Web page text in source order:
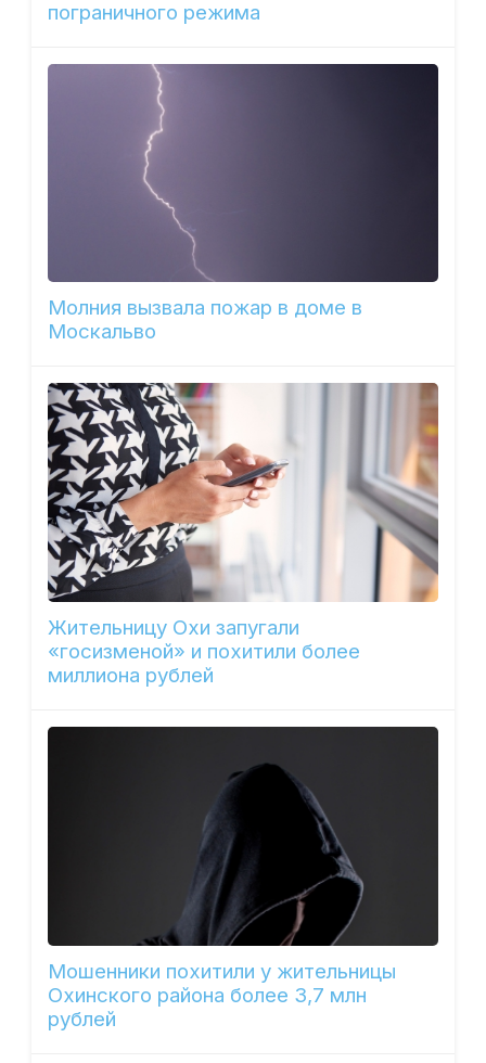
пограничного режима
Молния вызвала пожар в доме в
Москальво
Жительницу Охи запугали
«госизменой» и похитили более
миллиона рублей
Мошенники похитили у жительницы
Охинского района более 3,7 млн
рублей